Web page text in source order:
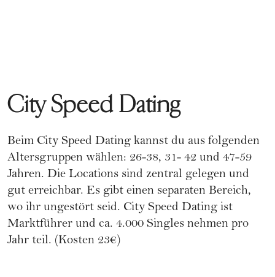
City Speed Dating
Beim City Speed Dating kannst du aus folgenden
Altersgruppen wählen: 26-38, 31- 42 und 47-59
Jahren. Die Locations sind zentral gelegen und
gut erreichbar. Es gibt einen separaten Bereich,
wo ihr ungestört seid. City Speed Dating ist
Marktführer und ca. 4.000 Singles nehmen pro
Jahr teil. (Kosten 23€)